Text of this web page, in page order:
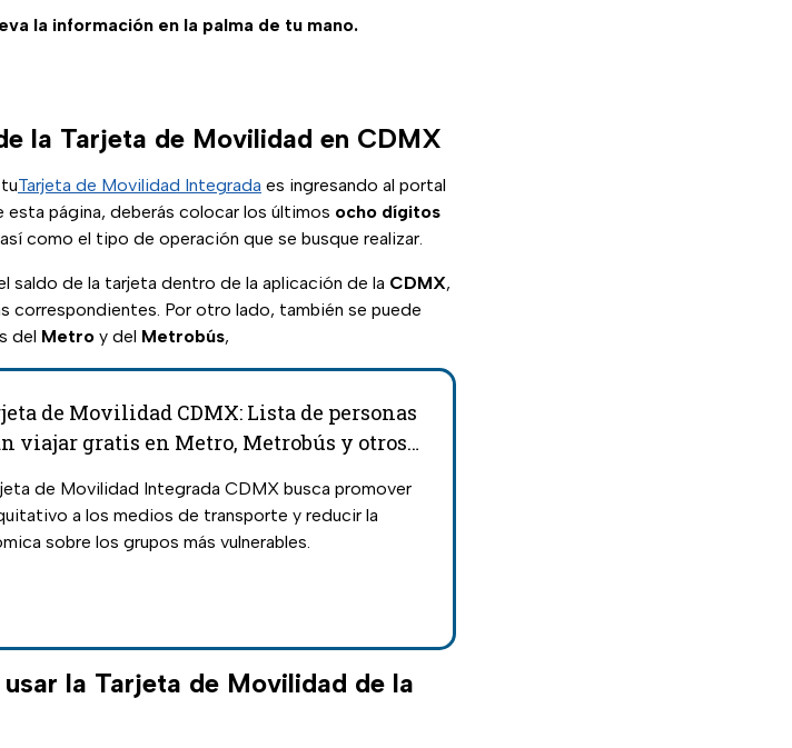
la información en la palma de tu mano.
la Tarjeta de Movilidad en CDMX
Tarjeta de Movilidad Integrada es ingresando al portal
esta página, deberás colocar los últimos ocho dígitos
como el tipo de operación que se busque realizar.
saldo de la tarjeta dentro de la aplicación de la CDMX,
correspondientes. Por otro lado, también se puede
del Metro y del Metrobús,
de Movilidad CDMX: Lista de personas
viajar gratis en Metro, Metrobús y otros
de Movilidad Integrada CDMX busca promover
a los medios de transporte y reducir la
sobre los grupos más vulnerables.
la Tarjeta de Movilidad de la